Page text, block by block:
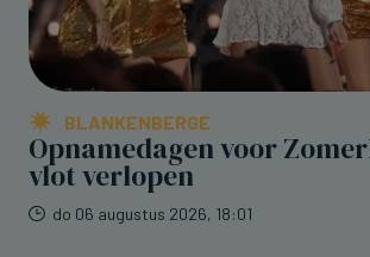
BLANKENBERGE
Opnamedagen voor
vlot verlopen
do 06 augustus 2026, 18:01